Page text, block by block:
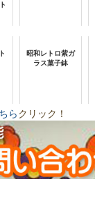
昭和レトロ紫ガ
ラス菓子鉢
らクリック！